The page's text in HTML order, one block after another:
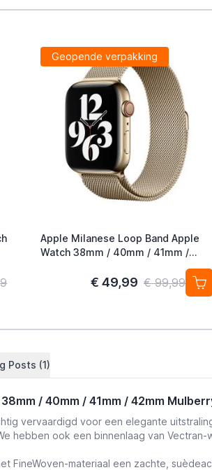
Geopende verpakking
Apple Milanese Loop Band Apple
Watch 38mm / 40mm / 41mm /
€ 49,99 € 99,99
Posts (1)
/ 40mm / 41mm / 42mm
vervaardigd voor een elegante
hebben ook een binnenlaag van
FineWoven-materiaal een zachte,